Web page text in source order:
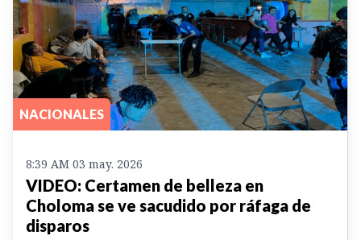
NACIONALES
8:39 AM 03 may. 2026
VIDEO: Certamen de belleza en
Choloma se ve sacudido por ráfaga de
disparos